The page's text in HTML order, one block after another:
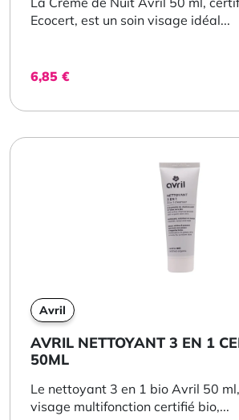
Ecocert, est un soin visage idéal...
6,85 €
Avril
AVRIL NETTOYANT 3 EN 1
50ML
Le nettoyant 3 en 1 bio Avril 50
visage multifonction certifié bio,...